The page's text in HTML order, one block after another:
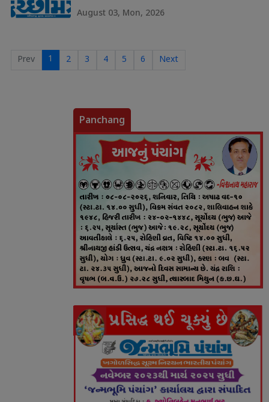
August 03, Mon, 2026
Prev 1 2 3 4 5 6 Next
Panchang